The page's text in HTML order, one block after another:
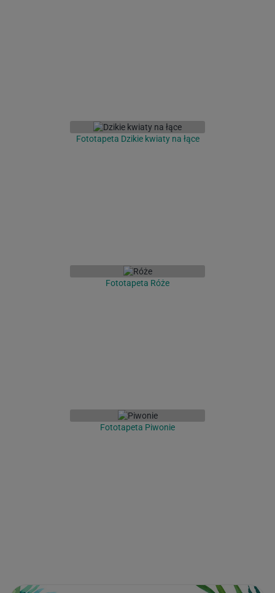
Fototapeta Dzikie kwiaty na łące
Fototapeta Róże
Fototapeta Piwonie